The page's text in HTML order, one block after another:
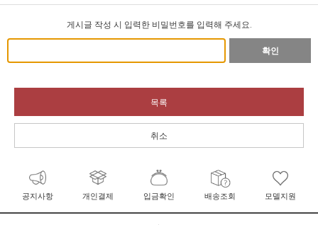
게시글 작성 시 입력한 비밀번호를 입력해 주세요.
확인
목록
취소
공지사항 개인결제 입금확인 배송조회 모델지원